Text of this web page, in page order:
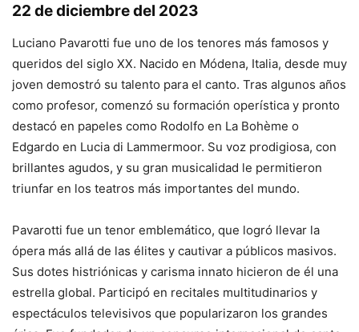
22 de diciembre del 2023
Luciano Pavarotti fue uno de los tenores más famosos y
queridos del siglo XX. Nacido en Módena, Italia, desde muy
joven demostró su talento para el canto. Tras algunos años
como profesor, comenzó su formación operística y pronto
destacó en papeles como Rodolfo en La Bohème o
Edgardo en Lucia di Lammermoor. Su voz prodigiosa, con
brillantes agudos, y su gran musicalidad le permitieron
triunfar en los teatros más importantes del mundo.
Pavarotti fue un tenor emblemático, que logró llevar la
ópera más allá de las élites y cautivar a públicos masivos.
Sus dotes histriónicas y carisma innato hicieron de él una
estrella global. Participó en recitales multitudinarios y
espectáculos televisivos que popularizaron los grandes